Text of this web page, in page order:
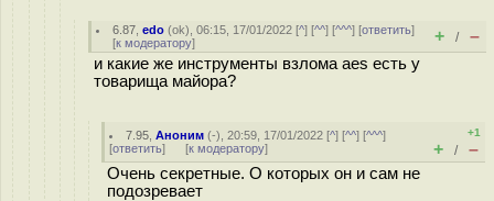
6.87 ,edo (ok), 06:15, 17/01/2022 [^] [^^] [^^^] [ответить]
[к модератору] + / –
и какие же инструменты взлома aes есть у
товарища майора?
7.95 ,Аноним (-), 20:59, 17/01/2022 [^] [^^] [^^^]
[ответить] [к модератору]
+1
+ / –
Очень секретные. О которых он и сам не
подозревает